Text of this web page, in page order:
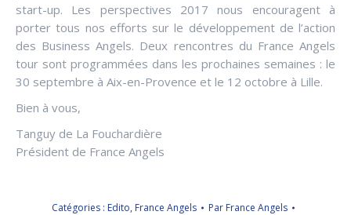
start-up. Les perspectives 2017 nous encouragent à
porter tous nos efforts sur le développement de l’action
des Business Angels. Deux rencontres du France Angels
tour sont programmées dans les prochaines semaines : le
30 septembre à Aix-en-Provence et le 12 octobre à Lille.
Bien à vous,
Tanguy de La Fouchardière
Président de France Angels
Catégories : Edito, France Angels Par France Angels